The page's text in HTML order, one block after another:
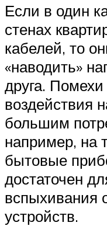
Если в один
стенах
кабелей, то
«наводить»
друга.
воздействия
большим
например, на
бытовые
достаточен
вспыхивания
устройств.